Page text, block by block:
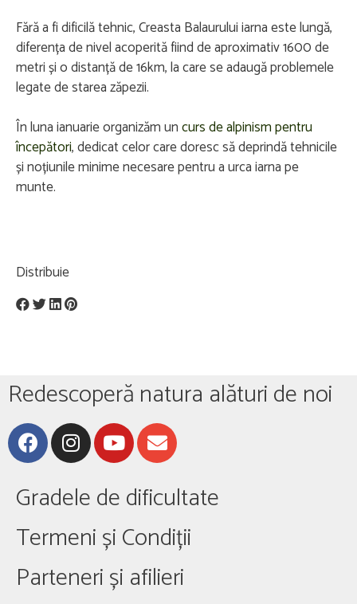
Fără a fi dificilă tehnic, Creasta Balaurului iarna este lungă,
diferența de nivel acoperită fiind de aproximativ 1600 de
metri și o distanță de 16km, la care se adaugă problemele
legate de starea zăpezii.
În luna ianuarie organizăm uncurs de alpinism pentru
începători, dedicat celor care doresc să deprindă tehnicile
și noțiunile minime necesare pentru a urca iarna pe
munte.
Distribuie
Redescoperă natura alături de noi
Gradele de dificultate
Termeni și Condiții
Parteneri și afilieri